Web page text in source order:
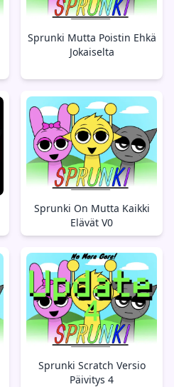
Sprunki Mutta Poistin Ehkä
Jokaiselta
Sprunki On Mutta Kaikki
Elävät V0
Sprunki Scratch Versio
Päivitys 4